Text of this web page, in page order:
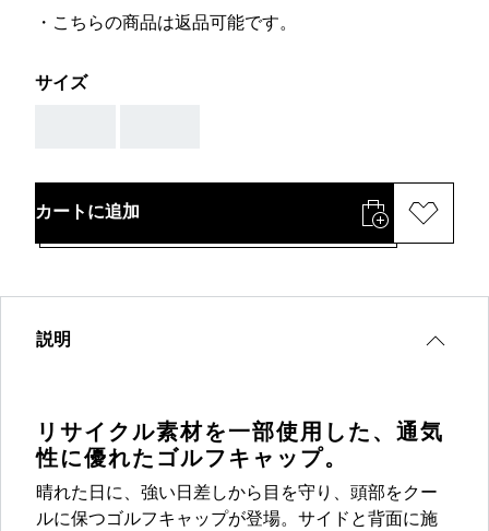
・こちらの商品は返品可能です。
サイズ
カートに追加
説明
リサイクル素材を一部使用した、通気
性に優れたゴルフキャップ。
晴れた日に、強い日差しから目を守り、頭部をクー
ルに保つゴルフキャップが登場。サイドと背面に施